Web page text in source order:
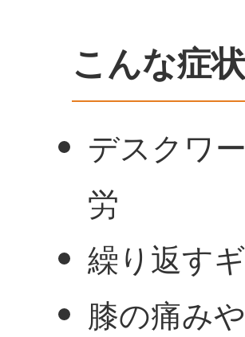
こんな症
デスクワ
労
繰り返す
膝の痛み